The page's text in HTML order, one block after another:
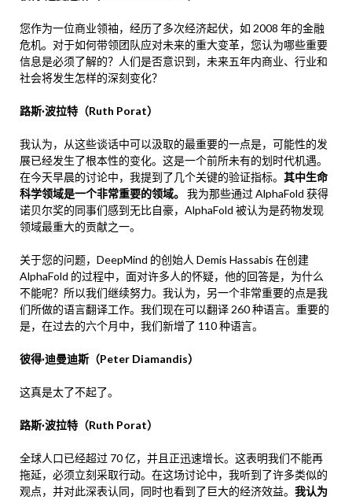
您作为一位商业领袖，经历了多次经济起伏，如 2008 年的金融
危机。对于如何带领团队应对未来的重大变革，您认为哪些重要
信息是必须了解的？人们是否意识到，未来五年内商业、行业和
社会将发生怎样的深刻变化？
路斯·波拉特（Ruth Porat）
我认为，从这些谈话中可以汲取的最重要的一点是，可能性的发
展已经发生了根本性的变化。这是一个前所未有的划时代机遇。
在今天早晨的讨论中，我提到了几个关键的验证指标。 其中生命
科学领域是一个非常重要的领域。
我为那些通过 AlphaFold 获得
诺贝尔奖的同事们感到无比自豪，AlphaFold 被认为是药物发现
领域最重大的贡献之一。
关于您的问题，DeepMind 的创始人 Demis Hassabis 在创建
AlphaFold 的过程中，面对许多人的怀疑，他的回答是，为什么
不能呢？所以我们继续努力。我认为，另一个非常重要的点是我
们所做的语言翻译工作。我们现在可以翻译 260 种语言。重要的
是，在过去的六个月中，我们新增了 110 种语言。
彼得·迪曼迪斯（Peter Diamandis）
这真是太了不起了。
路斯·波拉特（Ruth Porat）
全球人口已经超过 70 亿，并且正迅速增长。这表明我们不能再
拖延，必须立刻采取行动。在这场讨论中，我听到了许多类似的
观点，并对此深表认同，同时也看到了巨大的经济效益。 我认为